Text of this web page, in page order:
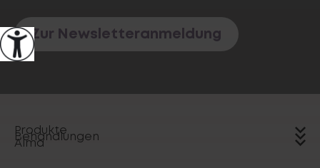
Zur Newsletteranmeldung
Produkte
Behandlungen
Alma